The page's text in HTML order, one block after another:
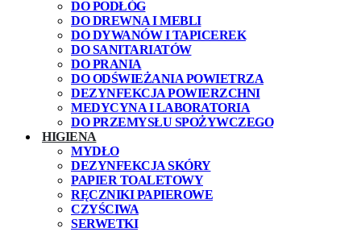
DO PODŁÓG
DO DREWNA I MEBLI
DO DYWANÓW I TAPICEREK
DO SANITARIATÓW
DO PRANIA
DO ODŚWIEŻANIA POWIETRZA
DEZYNFEKCJA POWIERZCHNI
MEDYCYNA I LABORATORIA
DO PRZEMYSŁU SPOŻYWCZEGO
HIGIENA
MYDŁO
DEZYNFEKCJA SKÓRY
PAPIER TOALETOWY
RĘCZNIKI PAPIEROWE
CZYŚCIWA
SERWETKI